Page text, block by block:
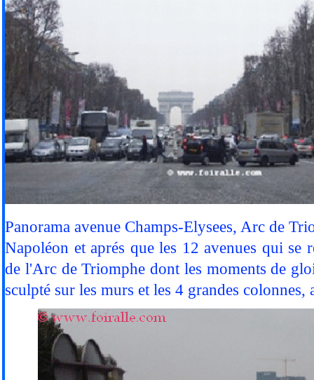
Panorama avenue Champs-Elysees, Arc de
Napoléon et aprés que les 12 avenues qui
de l'Arc de Triomphe dont les moments de
sculpté sur les murs et les 4 grandes